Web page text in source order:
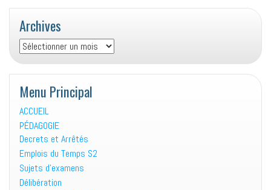
Archives
Archives
Menu Principal
ACCUEIL
PÉDAGOGIE
Decrets et Arrêtés
Emplois du Temps S2
Sujets d’examens
Délibération